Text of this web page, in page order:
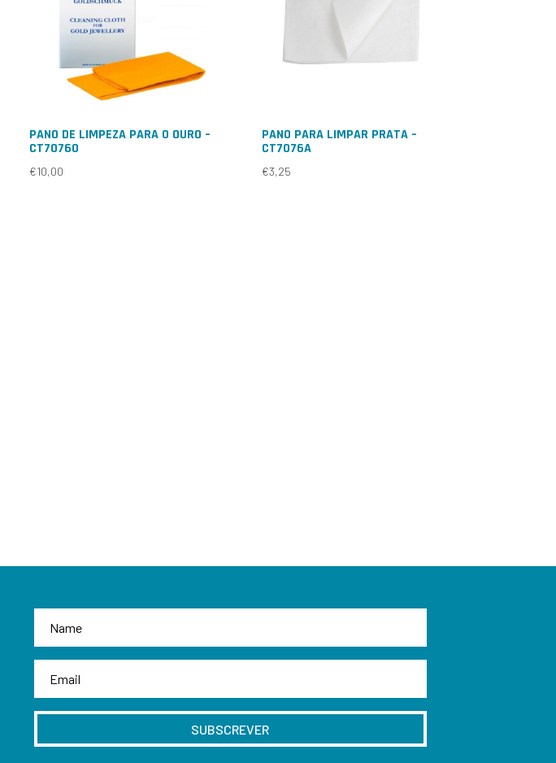
PANO DE LIMPEZA PARA O OURO –
CT7076O
€10,00
PANO PARA LIMPAR PRATA –
CT7076A
€3,25
SUBSCREVER